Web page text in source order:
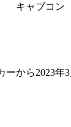
キャブコン
から2023